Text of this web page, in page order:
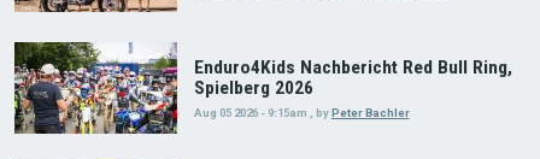
Enduro4Kids Nachbericht Red Bull Ring,
Spielberg 2026
Aug 05 2026 - 9:15am byPeter Bachler